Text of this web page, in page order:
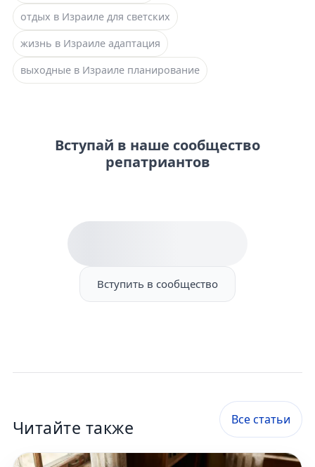
отдых в Израиле для светских
жизнь в Израиле адаптация
выходные в Израиле планирование
Вступай в наше сообщество
репатриантов
Вступить в сообщество
Читайте также Все статьи